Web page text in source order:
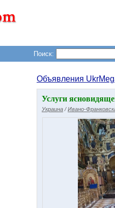
Поиск:
Объявления
Услуги
Украина /Ивано-